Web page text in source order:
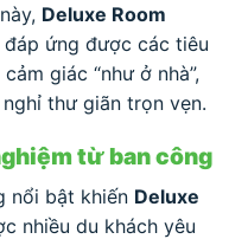
Deluxe Room
đáp ứng được các tiêu
giác “như ở nhà”,
thư giãn trọn vẹn.
từ ban công
nổi bật khiến Deluxe
nhiều du khách yêu